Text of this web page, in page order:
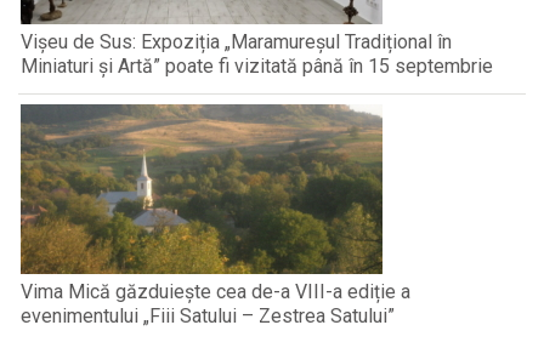
Vișeu de Sus: Expoziția „Maramureșul Tradițional în
Miniaturi și Artă” poate fi vizitată până în 15 septembrie
Vima Mică găzduiește cea de-a VIII-a ediție a
evenimentului „Fiii Satului – Zestrea Satului”